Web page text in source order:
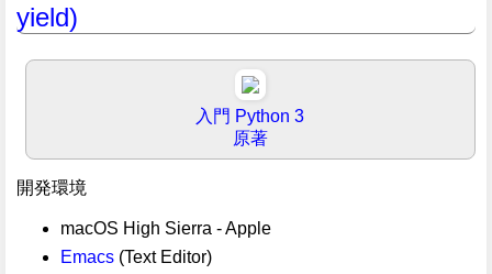
yield)
入門 Python 3
原著
開発環境
macOS High Sierra - Apple
Emacs(Text Editor)